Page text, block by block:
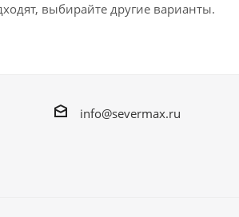
выбирайте другие варианты.
info@severmax.ru